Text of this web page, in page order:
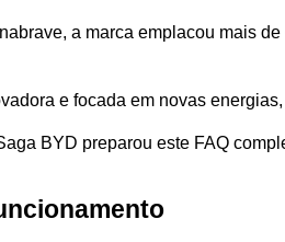
a marca emplacou mais
e focada em novas
BYD preparou este FAQ